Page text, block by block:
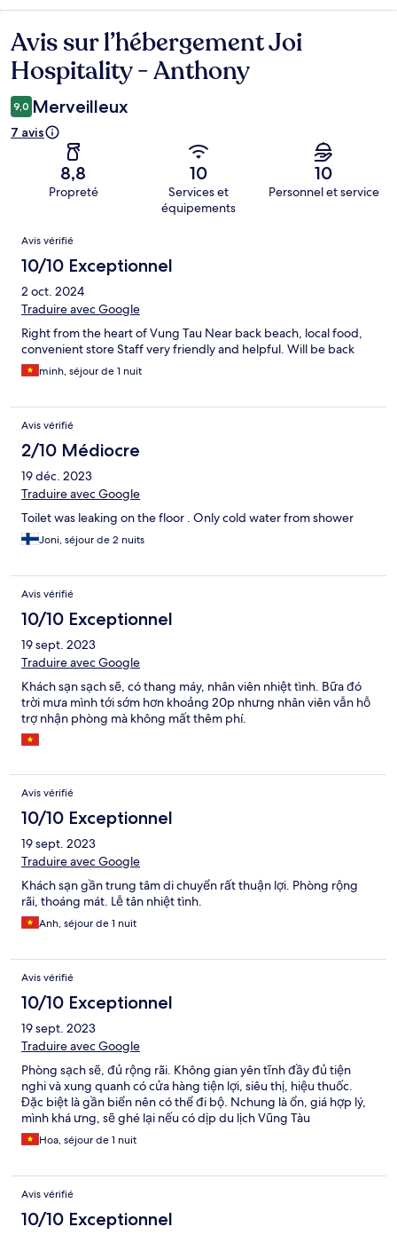
Avis
Avis sur l’hébergement Joi
Hospitality - Anthony
9,0 Merveilleux
7 avis
8,8
Propreté
10
Services et
équipements
10
Personnel et service
Avis
Avis vérifié
10/10 Exceptionnel
2 oct. 2024
Traduire avec Google
Right from the heart of Vung Tau Near back beach, local food,
convenient store Staff very friendly and helpful. Will be back
minh, séjour de 1 nuit
Avis vérifié
2/10 Médiocre
19 déc. 2023
Traduire avec Google
Toilet was leaking on the floor . Only cold water from shower
Joni, séjour de 2 nuits
Avis vérifié
10/10 Exceptionnel
19 sept. 2023
Traduire avec Google
Khách sạn sạch sẽ, có thang máy, nhân viên nhiệt tình. Bữa đó
trời mưa mình tới sớm hơn khoảng 20p nhưng nhân viên vẫn hỗ
trợ nhận phòng mà không mất thêm phí.
Avis vérifié
10/10 Exceptionnel
19 sept. 2023
Traduire avec Google
Khách sạn gần trung tâm di chuyển rất thuận lợi. Phòng rộng
rãi, thoáng mát. Lễ tân nhiệt tình.
Anh, séjour de 1 nuit
Avis vérifié
10/10 Exceptionnel
19 sept. 2023
Traduire avec Google
Phòng sạch sẽ, đủ rộng rãi. Không gian yên tĩnh đầy đủ tiện
nghi và xung quanh có cửa hàng tiện lợi, siêu thị, hiệu thuốc.
Đặc biệt là gần biển nên có thể đi bộ. Nchung là ổn, giá hợp lý,
mình khá ưng, sẽ ghé lại nếu có dịp du lịch Vũng Tàu
Hoa, séjour de 1 nuit
Avis vérifié
10/10 Exceptionnel